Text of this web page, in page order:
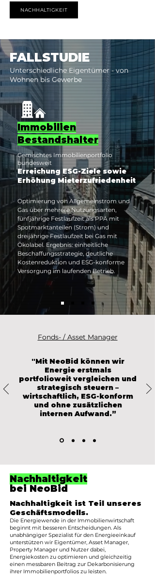
Umsetzung – von grauer bis grüner Energie.
NACHHALTIGKEIT
FALLSTUDIE
Unterschiedliche Eigentümer - von
Wohnen bis Gewerbe
Immobilien
Bestandshalter
Gemischtes Immobilienportfolio
bundesweit
Erreichung ESG-Ziele sowie
Erhöhung Mieterzufriedenheit
Optimierung von Allgemeinstrom und
Gas über mehrere Nutzungsarten,
fünfjährige Festlaufzeit als PPA mit
Spotmarktanteilen (Strom) und
dreijährige Festlaufzeit bei Gas mit
Ökolabel. Ergebnis: einheitliche
Beschaffungsstrategie, deutliche
Kostenreduktion und ESG-konforme
Versorgung im laufenden Betrieb.
Fonds- / Asset Manager
"Mit NeoBid können wir
Energie erstmals
portfolioweit vergleichen und
strategisch steuern –
wirtschaftlich, ESG-konform
und ohne zusätzlichen
internen Aufwand.”
Nachhaltigkeit
bei NeoBid
Nachhaltigkeit ist Teil unseres
Geschäftsmodells.
Die Energiewende in der Immobilienwirtschaft
beginnt mit besseren Entscheidungen. Als
unabhängiger Spezialist für den Energieeinkauf
unterstützen wir Eigentümer, Asset Manager,
Property Manager und Nutzer dabei,
Energiekosten zu optimieren und gleichzeitig
einen messbaren Beitrag zur Dekarbonisierung
ihrer Immobilienportfolios zu leisten.